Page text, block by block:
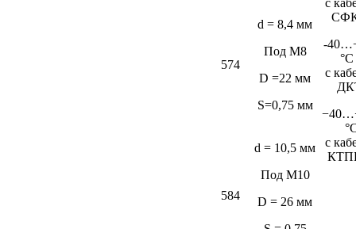
c
-
°C
c
c
574
d = 8,4 мм
Под М8
D =22 мм
S=0,75 мм
584
d = 10,5 мм
Под М10
D = 26 мм